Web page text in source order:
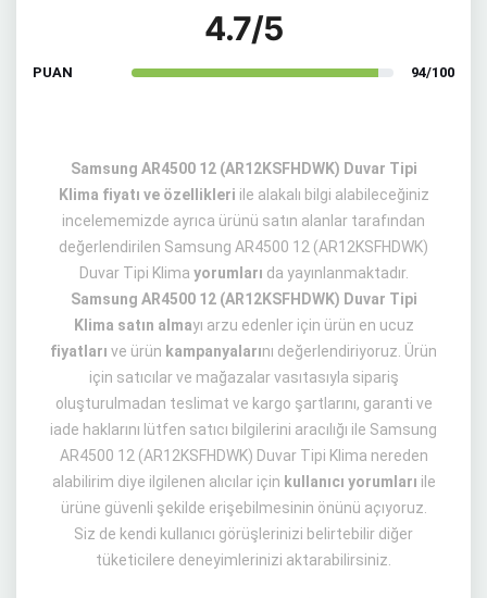
4.7/5
PUAN 94/100
Samsung AR4500 12 (AR12KSFHDWK) Duvar Tipi
Klima fiyatı ve özellikleri ile alakalı bilgi alabileceğiniz
incelememizde ayrıca ürünü satın alanlar tarafından
değerlendirilen Samsung AR4500 12 (AR12KSFHDWK)
Duvar Tipi Klima yorumları da yayınlanmaktadır.
Samsung AR4500 12 (AR12KSFHDWK) Duvar Tipi
Klima satın almayı arzu edenler için ürün en ucuz
fiyatları ve ürün kampanyalarını değerlendiriyoruz. Ürün
için satıcılar ve mağazalar vasıtasıyla sipariş
oluşturulmadan teslimat ve kargo şartlarını, garanti ve
iade haklarını lütfen satıcı bilgilerini aracılığı ile Samsung
AR4500 12 (AR12KSFHDWK) Duvar Tipi Klima nereden
alabilirim diye ilgilenen alıcılar için kullanıcı yorumları ile
ürüne güvenli şekilde erişebilmesinin önünü açıyoruz.
Siz de kendi kullanıcı görüşlerinizi belirtebilir diğer
tüketicilere deneyimlerinizi aktarabilirsiniz.